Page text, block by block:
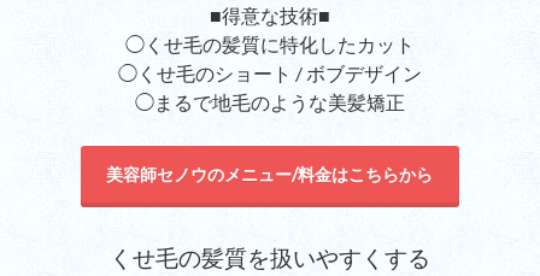
■得意な技術■
◯くせ毛の髪質に特化したカット
◯くせ毛のショート / ボブデザイン
◯まるで地毛のような美髪矯正
美容師セノウのメニュー/料金はこちらから
くせ毛の髪質を扱いやすくする